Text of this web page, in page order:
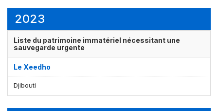
Affichage par et
2023
Liste du patrimoine immatériel nécessitant une
sauvegarde urgente
Le Xeedho
Djibouti